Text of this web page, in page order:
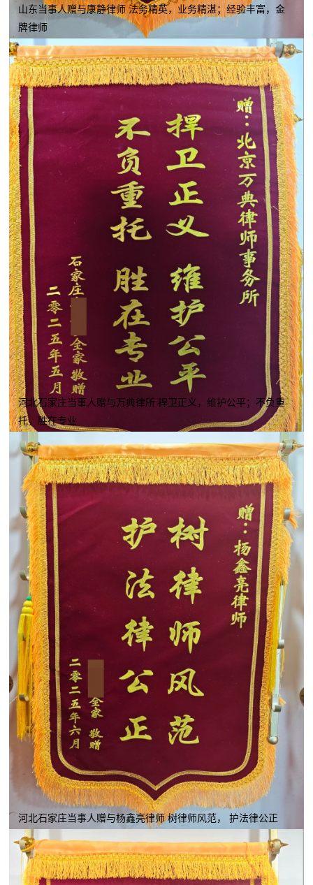
山东当事人赠与康静律师 法务精英，业务精湛；经验丰富，金
牌律师
河北石家庄当事人赠与万典律所 捍卫正义，维护公平；不负重
托，胜在专业
河北石家庄当事人赠与杨鑫亮律师 树律师风范， 护法律公正